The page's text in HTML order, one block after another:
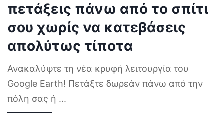
πετάξεις πάνω από το σπίτι
σου χωρίς να κατεβάσεις
απολύτως τίποτα
Ανακαλύψτε τη νέα κρυφή λειτουργία του
Google Earth! Πετάξτε δωρεάν πάνω από την
πόλη σας ή ...